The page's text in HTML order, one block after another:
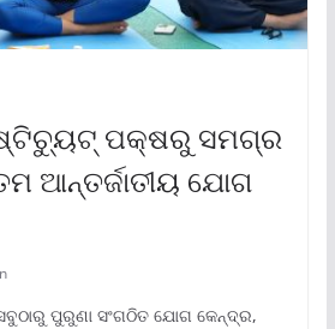
ପକ୍ଷରୁ ସମଗ୍ର
ଆନ୍ତର୍ଜାତୀୟ ଯୋଗ
ପୁରୁଣା ସଂଗଠିତ ଯୋଗ କେନ୍ଦ୍ର,